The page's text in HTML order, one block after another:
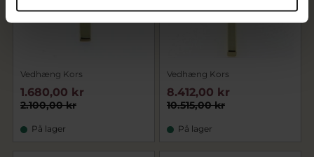
Vedhæng Kors
2.100,00 kr
1.680,00 kr
På lager
Vedhæng Kors
10.515,00 kr
8.412,00 kr
På lager